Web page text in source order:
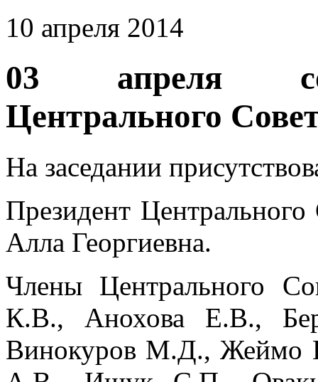
10 апреля 2014
03 апреля
Центрального
На заседании
Президент
Алла Георгиевна.
Члены Центрального
К.В., Анохова Е.В.,
Винокуров М.Д., Жеймо